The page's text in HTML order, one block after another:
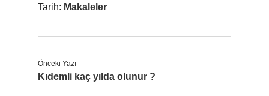
Tarih: Makaleler
Önceki Yazı
Kıdemli kaç yılda olunur ?